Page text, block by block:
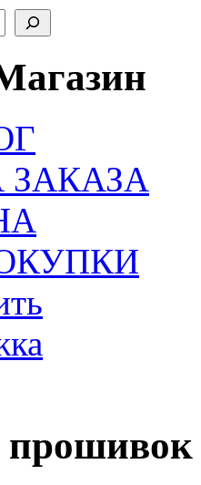
прошивок